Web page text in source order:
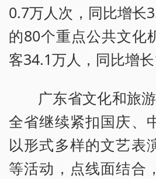
0.7万人次，同比增长
的80个重点公共文化
客34.1万人，同比增长
广东省文化和旅
全省继续紧扣国庆、
以形式多样的文艺表
等活动，点线面结合